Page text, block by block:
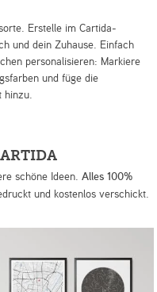
Erstelle im Cartida-
und dein Zuhause. Einfach
personalisieren: Markiere
und füge die
hinzu.
schöne Ideen. Alles 100%
und kostenlos verschickt.